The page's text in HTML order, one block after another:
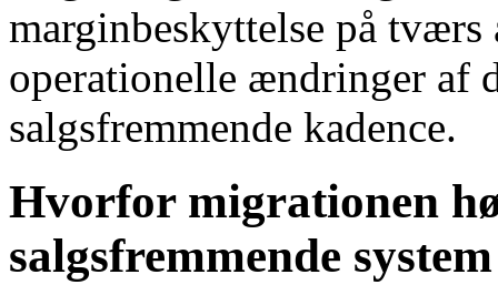
marginbeskyttelse på
operationelle ændringer af
salgsfremmende kadence.
Hvorfor migrationen
salgsfremmende system